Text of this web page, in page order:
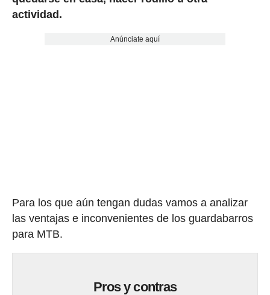
actividad.
Anúnciate aquí
Para los que aún tengan dudas vamos a analizar
las ventajas e inconvenientes de los guardabarros
para MTB.
Pros y contras